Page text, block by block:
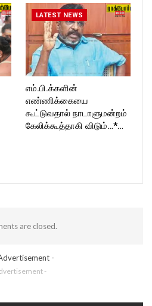
LATEST NEWS
எம்.பி.க்களின்
எண்ணிக்கையை
கூட்டுவதால் நாடாளுமன்றம்
கேலிக்கூத்தாகி விடும்…*…
are closed.
-